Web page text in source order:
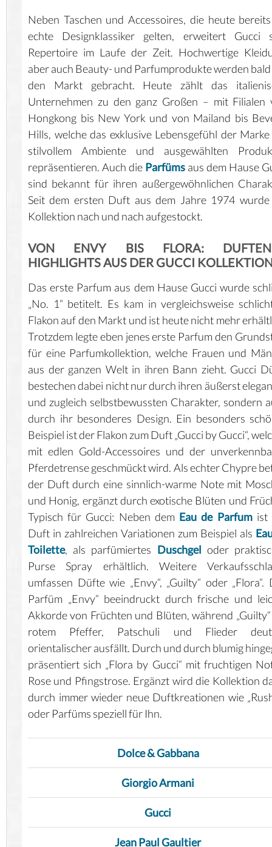
Neben Taschen und Accessoires, die heute
echte Designklassiker gelten, erweitert Gucci
Repertoire im Laufe der Zeit. Hochwertige
aber auch Beauty- und Parfumprodukte werden
den Markt gebracht. Heute zählt das
Unternehmen zu den ganz Großen – mit Filialen
Hongkong bis New York und von Mailand bis
Hills, welche das exklusive Lebensgefühl der
stilvollem Ambiente und ausgewählten
repräsentieren. Auch die Parfüms aus dem Hause
sind bekannt für ihren außergewöhnlichen
Seit dem ersten Duft aus dem Jahre 1974
Kollektion nach und nach aufgestockt.
VON ENVY BIS FLORA:
HIGHLIGHTS AUS DER GUCCI
Das erste Parfum aus dem Hause Gucci wurde
„No. 1“ betitelt. Es kam in vergleichsweise
Flakon auf den Markt und ist heute nicht mehr
Trotzdem legte eben jenes erste Parfum den
für eine Parfumkollektion, welche Frauen und
aus der ganzen Welt in ihren Bann zieht. Gucci
bestechen dabei nicht nur durch ihren äußerst
und zugleich selbstbewussten Charakter, sondern
durch ihr besonderes Design. Ein besonders
Beispiel ist der Flakon zum Duft „Gucci by Gucci“,
mit edlen Gold-Accessoires und der
Pferdetrense geschmückt wird. Als echter Chypre
der Duft durch eine sinnlich-warme Note mit
und Honig, ergänzt durch exotische Blüten und
Typisch für Gucci: Neben dem Eau de Parfumist
Duft in zahlreichen Variationen zum Beispiel als
Toilette, als parfümiertes Duschgel oder
Purse Spray erhältlich. Weitere
umfassen Düfte wie „Envy“, „Guilty“ oder „Flora“.
Parfüm „Envy“ beeindruckt durch frische und
Akkorde von Früchten und Blüten, während
rotem Pfeffer, Patschuli und Flieder
orientalischer ausfällt. Durch und durch blumig
präsentiert sich „Flora by Gucci“ mit fruchtigen
Rose und Pfingstrose. Ergänzt wird die Kollektion
durch immer wieder neue Duftkreationen wie
oder Parfüms speziell für Ihn.
Dolce & Gabbana
Giorgio Armani
Gucci
Jean Paul Gaultier